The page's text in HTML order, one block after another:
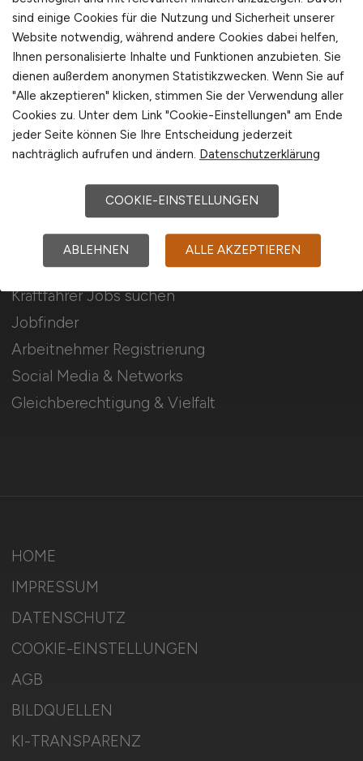
Für Arbeitnehmer
Kraftfahrer Jobs suchen
Jobfinder
Arbeitnehmer Registrierung
Social Media & Networks
Gleichberechtigung & Vielfalt
Für Arbeitgeber
Stellenanzeigen schalten
Mediadaten & Konditionen
Arbeitgeber Seite
Arbeitgeber Kontakt
HOME
IMPRESSUM
DATENSCHUTZ
COOKIE-EINSTELLUNGEN
AGB
BILDQUELLEN
KI-TRANSPARENZ
sind einige Cookies für die Nutzung und Sicherheit unserer
Website notwendig, während andere Cookies dabei helfen,
Ihnen personalisierte Inhalte und Funktionen anzubieten. Sie
dienen außerdem anonymen Statistikzwecken. Wenn Sie auf
"Alle akzeptieren" klicken, stimmen Sie der Verwendung aller
Cookies zu. Unter dem Link "Cookie-Einstellungen" am Ende
jeder Seite können Sie Ihre Entscheidung jederzeit
nachträglich aufrufen und ändern. Datenschutzerklärung
COOKIE-EINSTELLUNGEN
ABLEHNEN ALLE AKZEPTIEREN